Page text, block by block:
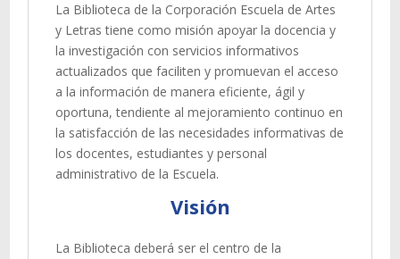
La Biblioteca de la Corporación Escuela de Artes
y Letras tiene como misión apoyar la docencia y
la investigación con servicios informativos
actualizados que faciliten y promuevan el acceso
a la información de manera eficiente, ágil y
oportuna, tendiente al mejoramiento continuo en
la satisfacción de las necesidades informativas de
los docentes, estudiantes y personal
administrativo de la Escuela.
Visión
La Biblioteca deberá ser el centro de la